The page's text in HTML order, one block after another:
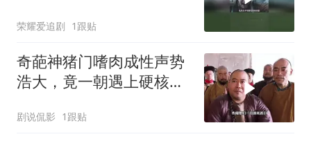
荣耀爱追剧 1跟贴
奇葩神猪门嗜肉成性声势
浩大，竟一朝遇上硬核江
剧说侃影 1跟贴